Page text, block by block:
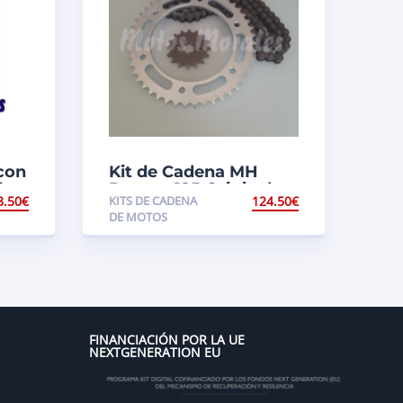
€
Kit de Cadena MH
Ranger 125 Original
KITS DE CADENA
DE MOTOS
124.50€
FINANCIACIÓN POR LA UE
NEXTGENERATION EU